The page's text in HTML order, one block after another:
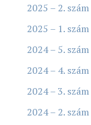
2025 – 2. szám
2025 – 1. szám
2024 – 5. szám
2024 – 4. szám
2024 – 3. szám
2024 – 2. szám